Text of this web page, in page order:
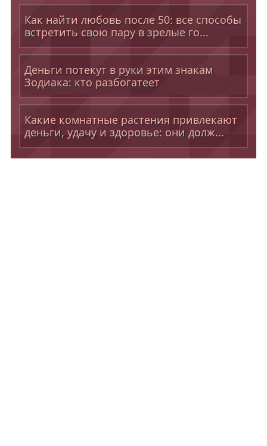
Как найти любовь после 50: все способы
встретить свою пару в зрелые го...
Деньги потекут в руки этим знакам
Зодиака: кто разбогатеет
Какие комнатные растения привлекают
деньги, удачу и здоровье: они долж...